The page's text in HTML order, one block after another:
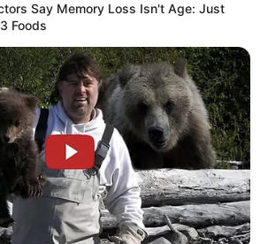
Say Memory Loss Isn't Age: Just
Foods